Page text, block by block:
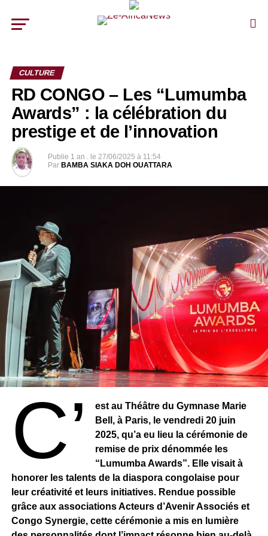
CULTURE
RD CONGO – Les “Lumumba
Awards” : la célébration du
prestige et de l’innovation
Publie 1 an . le 27/06/2025 à 11:54
Par BAMBA SIAKA DOH OUATTARA
C’
est au Théâtre du Gymnase Marie
Bell, à Paris, le vendredi 20 juin
2025, qu’a eu lieu la cérémonie de
remise de prix dénommée les
“Lumumba Awards”. Elle visait à
honorer les talents de la diaspora congolaise pour
leur créativité et leurs initiatives. Rendue possible
grâce aux associations Acteurs d’Avenir Associés et
Congo Synergie, cette cérémonie a mis en lumière